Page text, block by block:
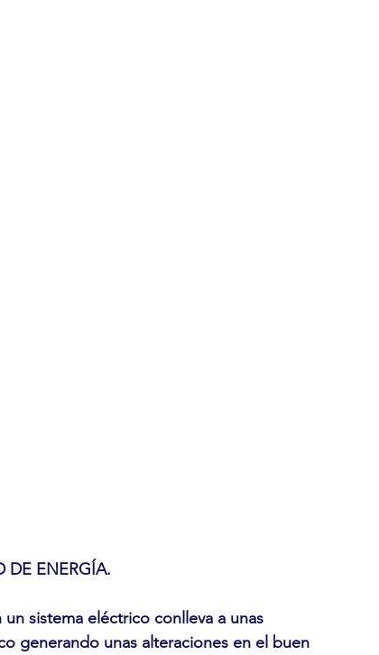
DE ENERGÍA.
sistema eléctrico conlleva a unas
generando unas alteraciones en el buen